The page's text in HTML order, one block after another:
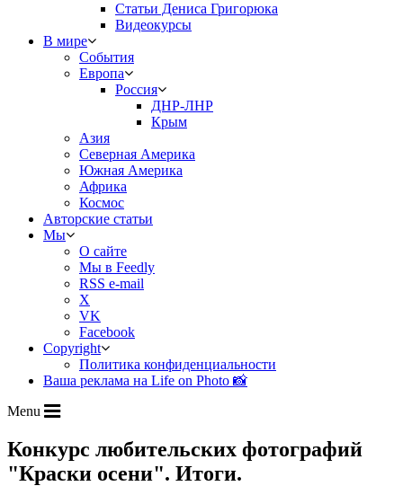
Статьи Дениса Григорюка
Видеокурсы
В мире
События
Европа
Россия
ДНР-ЛНР
Крым
Азия
Северная Америка
Южная Америка
Африка
Космос
Авторские статьи
Мы
О сайте
Мы в Feedly
RSS e-mail
X
VK
Facebook
Copyright
Политика конфиденциальности
Ваша реклама на Life on Photo 📸
Menu
Конкурс любительских фотографий
"Краски осени". Итоги.